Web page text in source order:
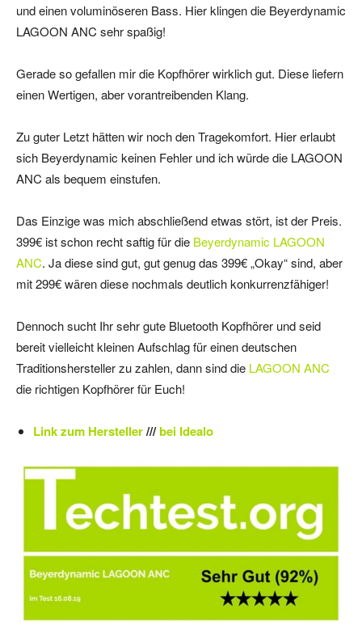
und einen voluminöseren Bass. Hier klingen die Beyerdynamic
LAGOON ANC sehr spaßig!
Gerade so gefallen mir die Kopfhörer wirklich gut. Diese liefern
einen Wertigen, aber vorantreibenden Klang.
Zu guter Letzt hätten wir noch den Tragekomfort. Hier erlaubt
sich Beyerdynamic keinen Fehler und ich würde die LAGOON
ANC als bequem einstufen.
Das Einzige was mich abschließend etwas stört, ist der Preis.
399€ ist schon recht saftig für die Beyerdynamic LAGOON
ANC. Ja diese sind gut, gut genug das 399€ „Okay“ sind, aber
mit 299€ wären diese nochmals deutlich konkurrenzfähiger!
Dennoch sucht Ihr sehr gute Bluetooth Kopfhörer und seid
bereit vielleicht kleinen Aufschlag für einen deutschen
Traditionshersteller zu zahlen, dann sind die LAGOON ANC
die richtigen Kopfhörer für Euch!
Link zum Hersteller///bei Idealo